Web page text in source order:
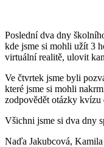
Poslední dva dny
kde jsme si mohli užít 3
virtuální realitě, ulovit
Ve čtvrtek jsme byli
které jsme si mohli
zodpovědět otázky kvízu
Všichni jsme si dva dny
Naďa Jakubcová,